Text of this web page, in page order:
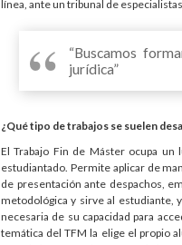
línea, ante un tribunal de
“Buscamos
jurídica”
¿Qué tipo de trabajos se suelen
El Trabajo Fin de Máster ocupa
estudiantado. Permite aplicar de
de presentación ante despachos,
metodológica y sirve al estudiante,
necesaria de su capacidad para
temática del TFM la elige el propio